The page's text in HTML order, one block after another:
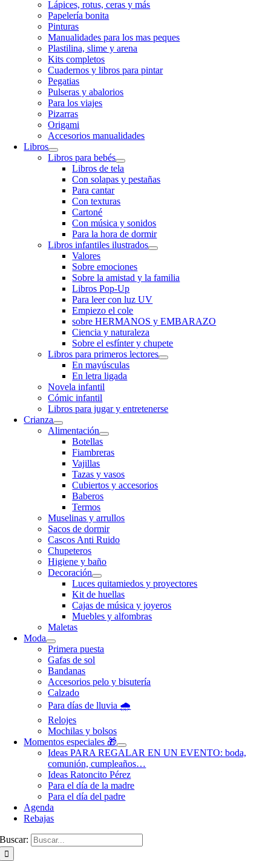
Lápices, rotus, ceras y más
Papelería bonita
Pinturas
Manualidades para los mas peques
Plastilina, slime y arena
Kits completos
Cuadernos y libros para pintar
Pegatias
Pulseras y abalorios
Para los viajes
Pizarras
Origami
Accesorios manualidades
Libros
Libros para bebés
Libros de tela
Con solapas y pestañas
Para cantar
Con texturas
Cartoné
Con música y sonidos
Para la hora de dormir
Libros infantiles ilustrados
Valores
Sobre emociones
Sobre la amistad y la familia
Libros Pop-Up
Para leer con luz UV
Empiezo el cole
sobre HERMANOS y EMBARAZO
Ciencia y naturaleza
Sobre el esfínter y chupete
Libros para primeros lectores
En mayúsculas
En letra ligada
Novela infantil
Cómic infantil
Libros para jugar y entretenerse
Crianza
Alimentación
Botellas
Fiambreras
Vajillas
Tazas y vasos
Cubiertos y accesorios
Baberos
Termos
Muselinas y arrullos
Sacos de dormir
Cascos Anti Ruido
Chupeteros
Higiene y baño
Decoración
Luces quitamiedos y proyectores
Kit de huellas
Cajas de música y joyeros
Muebles y alfombras
Maletas
Moda
Primera puesta
Gafas de sol
Bandanas
Accesorios pelo y bisutería
Calzado
Para días de lluvia 🌧️
Relojes
Mochilas y bolsos
Momentos especiales 🎁
Ideas PARA REGALAR EN UN EVENTO: boda,
comunión, cumpleaños…
Ideas Ratoncito Pérez
Para el día de la madre
Para el día del padre
Agenda
Rebajas
Buscar: